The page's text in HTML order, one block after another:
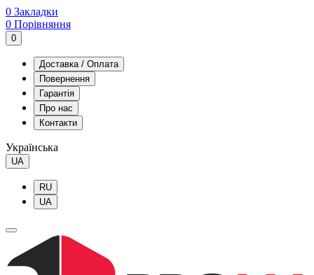
0 Закладки
0 Порівняння
0
Доставка / Оплата
Повернення
Гарантія
Про нас
Контакти
Українська
UA
RU
UA